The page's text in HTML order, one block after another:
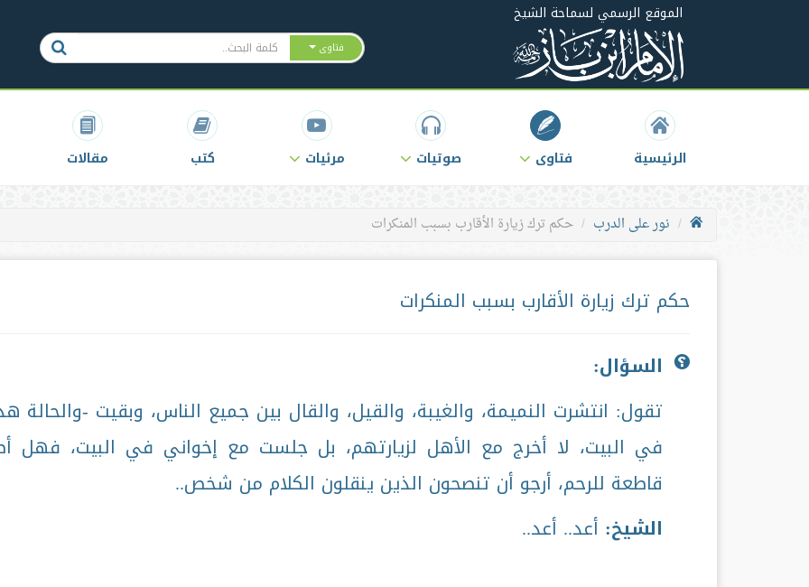
الموقع الرسمي لسماحة الشيخ
فتاوى
الرئيسية فتاوى صوتيات مرئيات كتب مقالات
نور على الدرب حكم ترك زيارة الأقارب بسبب المنكرات
حكم ترك زيارة الأقارب بسبب المنكرات
السؤال:
تقول: انتشرت النميمة، والغيبة، والقيل، والقال بين جميع الناس، وبقيت -والحالة
في البيت، لا أخرج مع الأهل لزيارتهم، بل جلست مع إخواني في البيت، فهل
قاطعة للرحم، أرجو أن تنصحون الذين ينقلون الكلام من شخص..
الشيخ: أعد.. أعد..